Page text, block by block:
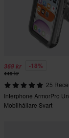
369 kr -18%
449 kr
25
Interphone ArmorPro
Mobilhållare Svart